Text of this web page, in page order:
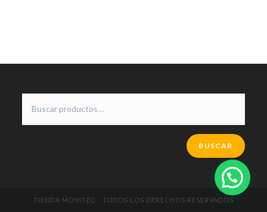
BUSCAR
TIENDA MOVITEC - TODOS LOS DERECHOS RESERVADOS